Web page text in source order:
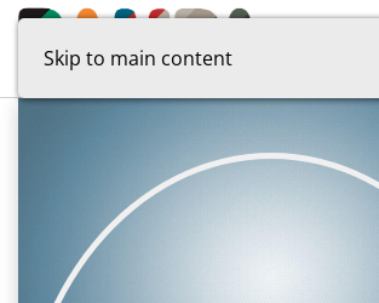
Skip to main content